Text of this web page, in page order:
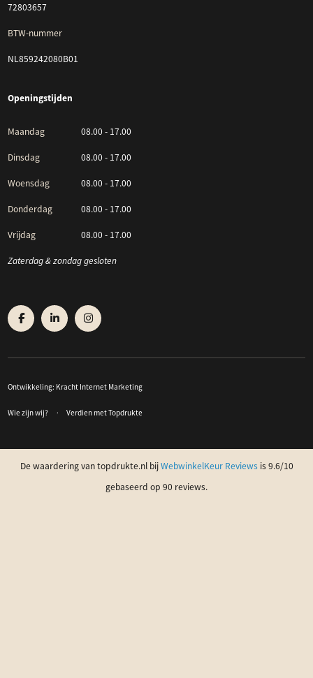
72803657
BTW-nummer
NL859242080B01
Openingstijden
Maandag 08.00 - 17.00
Dinsdag 08.00 - 17.00
Woensdag 08.00 - 17.00
Donderdag 08.00 - 17.00
Vrijdag 08.00 - 17.00
Zaterdag & zondag gesloten
Ontwikkeling: Kracht Internet Marketing
Wie zijn wij? Verdien met Topdrukte
De waardering van topdrukte.nl bijWebwinkelKeur Reviewsis 9.6/10
gebaseerd op 90 reviews.